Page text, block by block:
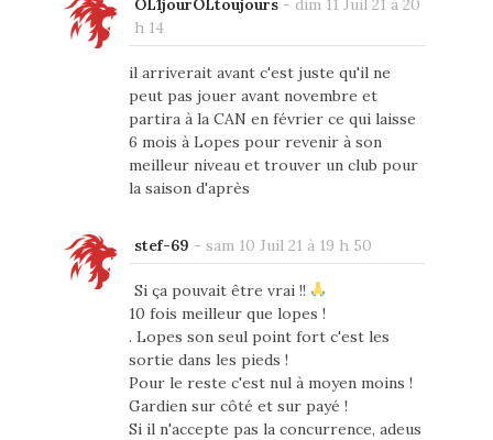
h 14
il arriverait avant c'est juste qu'il ne
peut pas jouer avant novembre et
partira à la CAN en février ce qui laisse
6 mois à Lopes pour revenir à son
meilleur niveau et trouver un club pour
la saison d'après
stef-69 - sam 10 Juil 21 à 19 h 50
Si ça pouvait être vrai !!
10 fois meilleur que lopes !
. Lopes son seul point fort c'est les
sortie dans les pieds !
Pour le reste c'est nul à moyen moins !
Gardien sur côté et sur payé !
Si il n'accepte pas la concurrence, adeus